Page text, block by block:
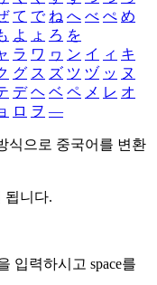
て で ね へ べ ぺ め
よ ょ ろ を
ラ ワ ヮ ン イ ィ キ
グ ス ズ ツ ヅ ッ ヌ
デ ヘ ベ ペ メ レ オ
ロ ヲ ―
식으로 중국어를 변환
됩니다.
입력하시고 space를